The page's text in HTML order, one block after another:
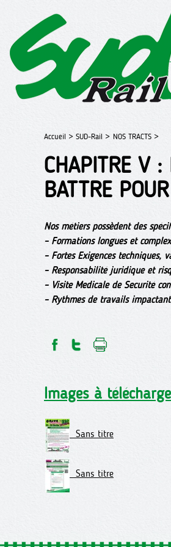
Accueil > SUD-Rail > NOS TRACTS >
CHAPITRE V :
BATTRE
Nos métiers possèdent des
–Formations longues et
–Fortes Exigences techniques,
–Responsabilité juridique et
–Visite Medicale de Securité
–Rythmes de travails
Images à
Sans titre
Sans titre